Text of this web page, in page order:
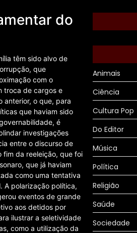
do
têm sido alvo de
que
com o
troca de cargos e
anterior, o que, para
que haviam sido
é
investigações
entre o discurso de
fim da reeleição, que foi
que já haviam
como uma tentativa
A polarização política,
eventos de grande
aos detidos por
ilustrar a seletividade
como a utilização da
Animais
Ciência
Cultura Pop
Do Editor
Música
Política
Religião
Saúde
Sociedade